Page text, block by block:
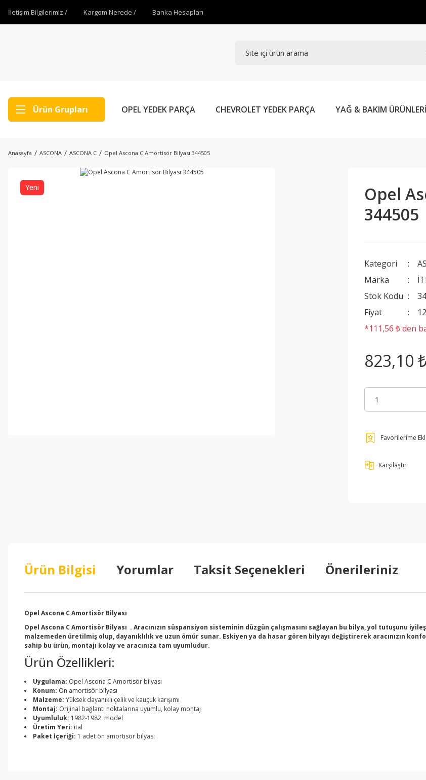
İletişim Bilgilerimiz / Kargom Nerede / Banka Hesapları
Ürün Grupları OPEL YEDEK PARÇA CHEVROLET YEDEK PARÇA YAĞ & BAKIM ÜRÜNLERİ
Anasayfa ASCONA ASCONA C Opel Ascona C Amortisör Bilyası 344505
Yeni
Opel
344505
Kategori
Marka
Stok Kodu
Fiyat
*111,56 ₺ den
823,10
Karşılaştır
Ürün Bilgisi Yorumlar Taksit Seçenekleri Önerileriniz
Opel Ascona C Amortisör Bilyası
Opel Ascona C Amortisör Bilyası . Aracınızın süspansiyon sisteminin düzgün çalışmasını sağlayan bu bilya, yol tutuşunu
malzemeden üretilmiş olup, dayanıklılık ve uzun ömür sunar. Eskiyen ya da hasar gören bilyayı değiştirerek aracınızın
sahip bu ürün, montajı kolay ve aracınıza tam uyumludur.
Ürün Özellikleri:
Uygulama: Opel Ascona C Amortisör bilyası
Konum: Ön amortisör bilyası
Malzeme: Yüksek dayanıklı çelik ve kauçuk karışımı
Montaj: Orijinal bağlantı noktalarına uyumlu, kolay montaj
Uyumluluk: 1982-1982 model
Üretim Yeri: ital
Paket İçeriği: 1 adet ön amortisör bilyası